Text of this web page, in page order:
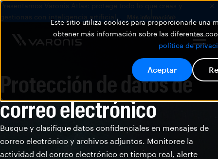
Este sitio utiliza cookies para proporcionarle una
obtener más información sobre las diferentes
política de
Aceptar
Presentamos Varonis Atlas: protege todo lo que creas y
gestionas con inteligencia artificial.
Más información
Protección de datos de
correo electrónico
Busque y clasifique datos confidenciales en mensajes de
correo electrónico y archivos adjuntos. Monitoree la
actividad del correo electrónico en tiempo real, alerte